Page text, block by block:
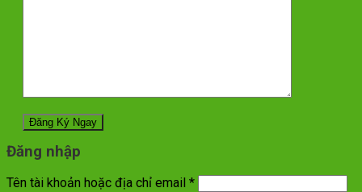
Đăng nhập
Tên tài khoản hoặc địa chỉ email *